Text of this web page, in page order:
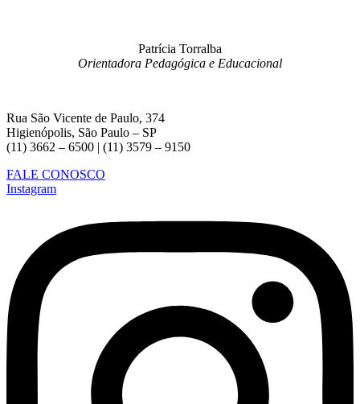
Patrícia Torralba
Orientadora Pedagógica e Educacional
Rua São Vicente de Paulo, 374
Higienópolis, São Paulo – SP
(11) 3662 – 6500 | (11) 3579 – 9150
FALE CONOSCO
Instagram